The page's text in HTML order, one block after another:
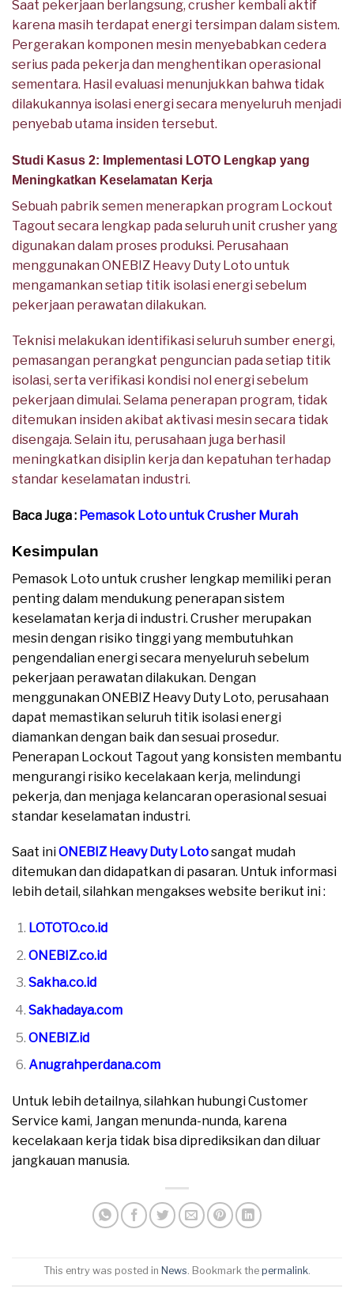
Saat pekerjaan berlangsung, crusher kembali aktif
karena masih terdapat energi tersimpan dalam sistem.
Pergerakan komponen mesin menyebabkan cedera
serius pada pekerja dan menghentikan operasional
sementara. Hasil evaluasi menunjukkan bahwa tidak
dilakukannya isolasi energi secara menyeluruh menjadi
penyebab utama insiden tersebut.
Studi Kasus 2: Implementasi LOTO Lengkap yang
Meningkatkan Keselamatan Kerja
Sebuah pabrik semen menerapkan program Lockout
Tagout secara lengkap pada seluruh unit crusher yang
digunakan dalam proses produksi. Perusahaan
menggunakan ONEBIZ Heavy Duty Loto untuk
mengamankan setiap titik isolasi energi sebelum
pekerjaan perawatan dilakukan.
Teknisi melakukan identifikasi seluruh sumber energi,
pemasangan perangkat penguncian pada setiap titik
isolasi, serta verifikasi kondisi nol energi sebelum
pekerjaan dimulai. Selama penerapan program, tidak
ditemukan insiden akibat aktivasi mesin secara tidak
disengaja. Selain itu, perusahaan juga berhasil
meningkatkan disiplin kerja dan kepatuhan terhadap
standar keselamatan industri.
Baca Juga : Pemasok Loto untuk Crusher Murah
Kesimpulan
Pemasok Loto untuk crusher lengkap memiliki peran
penting dalam mendukung penerapan sistem
keselamatan kerja di industri. Crusher merupakan
mesin dengan risiko tinggi yang membutuhkan
pengendalian energi secara menyeluruh sebelum
pekerjaan perawatan dilakukan. Dengan
menggunakan ONEBIZ Heavy Duty Loto, perusahaan
dapat memastikan seluruh titik isolasi energi
diamankan dengan baik dan sesuai prosedur.
Penerapan Lockout Tagout yang konsisten membantu
mengurangi risiko kecelakaan kerja, melindungi
pekerja, dan menjaga kelancaran operasional sesuai
standar keselamatan industri.
Saat iniONEBIZ Heavy Duty Lotosangat mudah
ditemukan dan didapatkan di pasaran. Untuk informasi
lebih detail, silahkan mengakses website berikut ini :
LOTOTO.co.id
ONEBIZ.co.id
Sakha.co.id
Sakhadaya.com
ONEBIZ.id
Anugrahperdana.com
Untuk lebih detailnya, silahkan hubungi Customer
Service kami, Jangan menunda-nunda, karena
kecelakaan kerja tidak bisa diprediksikan dan diluar
jangkauan manusia.
This entry was posted in News. Bookmark the permalink.